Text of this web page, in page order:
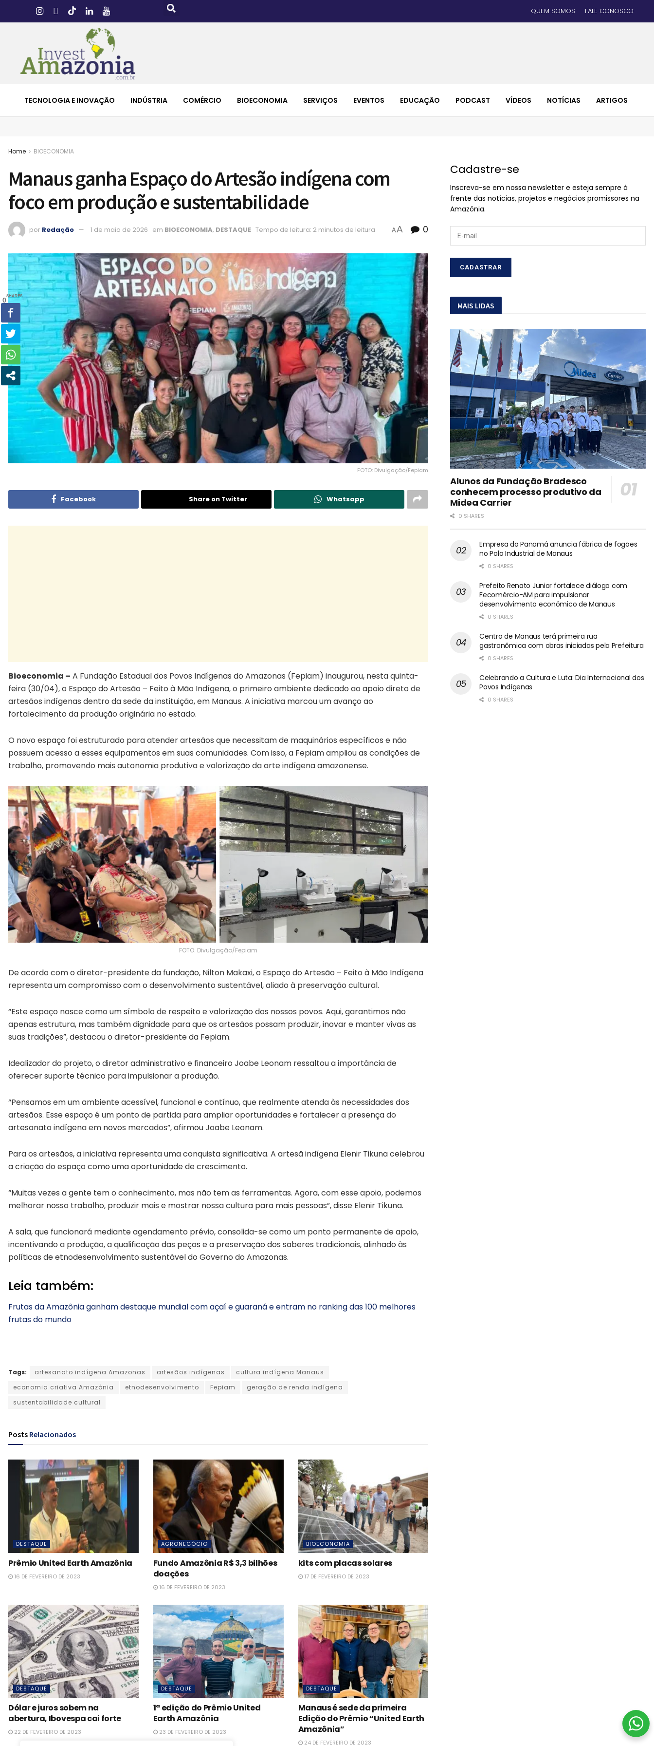
QUEM SOMOS FALE CONOSCO
TECNOLOGIA E INOVAÇÃO INDÚSTRIA COMÉRCIO BIOECONOMIA SERVIÇOS EVENTOS EDUCAÇÃO PODCAST VÍDEOS NOTÍCIAS ARTIGOS
Home BIOECONOMIA
Manaus ganha Espaço do Artesão indígena com
foco em produção e sustentabilidade
por Redação 1 de maio de 2026 em BIOECONOMIA, DESTAQUE Tempo de leitura: 2 minutos de leitura AA 0
FOTO: Divulgação/Fepiam
Facebook Share on Twitter Whatsapp
Bioeconomia – A Fundação Estadual dos Povos Indígenas do Amazonas (Fepiam) inaugurou, nesta quinta-
feira (30/04), o Espaço do Artesão – Feito à Mão Indígena, o primeiro ambiente dedicado ao apoio direto de
artesãos indígenas dentro da sede da instituição, em Manaus. A iniciativa marcou um avanço ao
fortalecimento da produção originária no estado.
O novo espaço foi estruturado para atender artesãos que necessitam de maquinários específicos e não
possuem acesso a esses equipamentos em suas comunidades. Com isso, a Fepiam ampliou as condições de
trabalho, promovendo mais autonomia produtiva e valorização da arte indígena amazonense.
FOTO: Divulgação/Fepiam
De acordo com o diretor-presidente da fundação, Nilton Makaxi, o Espaço do Artesão – Feito à Mão Indígena
representa um compromisso com o desenvolvimento sustentável, aliado à preservação cultural.
“Este espaço nasce como um símbolo de respeito e valorização dos nossos povos. Aqui, garantimos não
apenas estrutura, mas também dignidade para que os artesãos possam produzir, inovar e manter vivas as
suas tradições”, destacou o diretor-presidente da Fepiam.
Idealizador do projeto, o diretor administrativo e financeiro Joabe Leonam ressaltou a importância de
oferecer suporte técnico para impulsionar a produção.
“Pensamos em um ambiente acessível, funcional e contínuo, que realmente atenda às necessidades dos
artesãos. Esse espaço é um ponto de partida para ampliar oportunidades e fortalecer a presença do
artesanato indígena em novos mercados”, afirmou Joabe Leonam.
Para os artesãos, a iniciativa representa uma conquista significativa. A artesã indígena Elenir Tikuna celebrou
a criação do espaço como uma oportunidade de crescimento.
“Muitas vezes a gente tem o conhecimento, mas não tem as ferramentas. Agora, com esse apoio, podemos
melhorar nosso trabalho, produzir mais e mostrar nossa cultura para mais pessoas”, disse Elenir Tikuna.
A sala, que funcionará mediante agendamento prévio, consolida-se como um ponto permanente de apoio,
incentivando a produção, a qualificação das peças e a preservação dos saberes tradicionais, alinhado às
políticas de etnodesenvolvimento sustentável do Governo do Amazonas.
Leia também:
Frutas da Amazônia ganham destaque mundial com açaí e guaraná e entram no ranking das 100 melhores
frutas do mundo
Tags: artesanato indígena Amazonas artesãos indígenas
cultura indígena Manaus
economia criativa Amazônia
etnodesenvolvimento Fepiam
geração de renda indígena
sustentabilidade cultural
Posts Relacionados
DESTAQUE
Prêmio United Earth Amazônia
16 DE FEVEREIRO DE 2023
AGRONEGÓCIO
Fundo Amazônia R$ 3,3 bilhões
doações
16 DE FEVEREIRO DE 2023
BIOECONOMIA
kits com placas solares
17 DE FEVEREIRO DE 2023
DESTAQUE
Dólar e juros sobem na
abertura, Ibovespa cai forte
22 DE FEVEREIRO DE 2023
DESTAQUE
1ª edição do Prêmio United
Earth Amazônia
23 DE FEVEREIRO DE 2023
DESTAQUE
Manaus é sede da primeira
Edição do Prêmio “United Earth
Amazônia”
24 DE FEVEREIRO DE 2023
Cadastre-se
Inscreva-se em nossa newsletter e esteja sempre à
frente das notícias, projetos e negócios promissores na
Amazônia.
MAIS LIDAS
Alunos da Fundação Bradesco
conhecem processo produtivo da
Midea Carrier
0 SHARES
Empresa do Panamá anuncia fábrica de fogões
no Polo Industrial de Manaus
0 SHARES
Prefeito Renato Junior fortalece diálogo com
Fecomércio-AM para impulsionar
desenvolvimento econômico de Manaus
0 SHARES
Centro de Manaus terá primeira rua
gastronômica com obras iniciadas pela Prefeitura
0 SHARES
Celebrando a Cultura e Luta: Dia Internacional dos
Povos Indígenas
0 SHARES
0
SHARES